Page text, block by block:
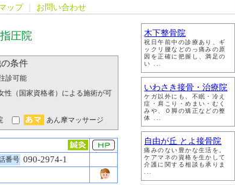
ップ｜ お問い合わせ
木下整骨院
祝日午前中の診療あり、ギ
ックリ腰などのっ痛みの原
因を正確に把握し、満足の
い ...
いわさき接骨・治療院
ケガ以外にも、不眠・冷え
症・肩こり・めまい・むく
みや、Ｏ脚の矯正などの整
体 ...
自由が丘 とよ接骨院
痛みのない豊かな生活を。
ケアマネの資格を生かして
介護に関する相談も承りま
圧院
条件
診可能
性（国家資格者）による施術が可
あん摩マッサージ
番号 090-2974-1